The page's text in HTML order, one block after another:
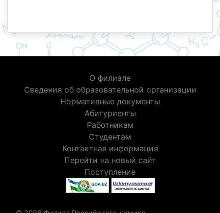
О филиале
Сведения об образовательной организации
Нормативные документы
Абитуриенты
Работникам
Студентам
Контактная информация
Перейти на новый сайт
Поступление